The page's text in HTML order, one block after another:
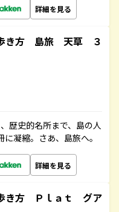
詳細を見る
き方 島旅 天草 ３
歴史的名所まで、島の人
凝縮。さあ、島旅へ。
詳細を見る
き方 Ｐｌａｔ グア